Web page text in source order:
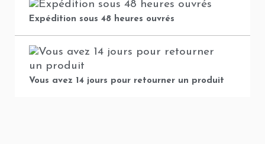
Expédition sous 48 heures ouvrés
Vous avez 14 jours pour retourner un produit